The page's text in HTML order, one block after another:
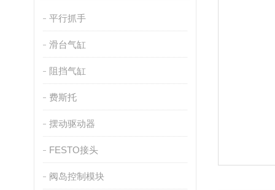
平行抓手
滑台气缸
阻挡气缸
费斯托
摆动驱动器
FESTO接头
阀岛控制模块